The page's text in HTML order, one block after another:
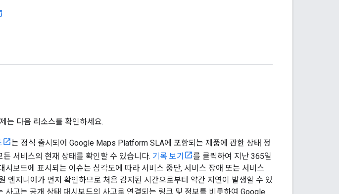
는 다음 리소스를 확인하세요.
는 정식 출시되어 Google Maps Platform SLA에 포함되는 제품에 관한 상태 정
든 서비스의 현재 상태를 확인할 수 있습니다. 기록 보기
를 클릭하여 지난 365일
시보드에 표시되는 이슈는 심각도에 따라 서비스 중단, 서비스 장애 또는 서비스
엔지니어가 먼저 확인하므로 처음 감지된 시간으로부터 약간 지연이 발생할 수 있
사고는 공개 상태 대시보드의 사고로 연결되는 링크 및 정보를 비롯하여 Google